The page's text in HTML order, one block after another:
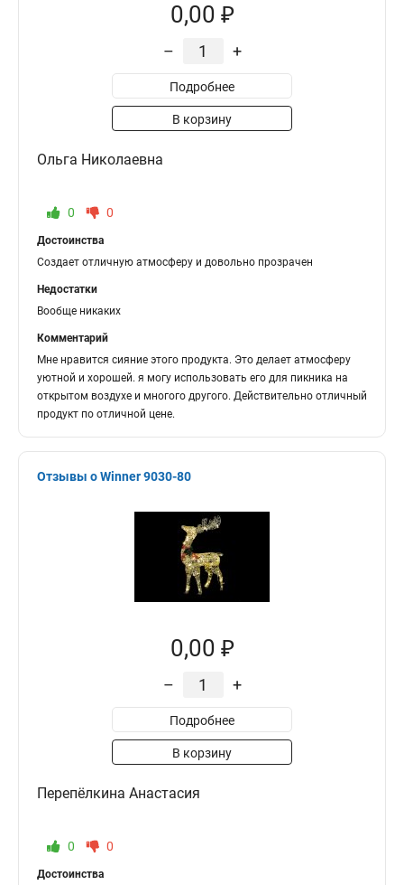
0,00 ₽
– +
Подробнее
В корзину
Ольга Николаевна
0 0
Достоинства
Создает отличную атмосферу и довольно прозрачен
Недостатки
Вообще никаких
Комментарий
Мне нравится сияние этого продукта. Это делает атмосферу
уютной и хорошей. я могу использовать его для пикника на
открытом воздухе и многого другого. Действительно отличный
продукт по отличной цене.
Отзывы о Winner 9030-80
0,00 ₽
– +
Подробнее
В корзину
Перепёлкина Анастасия
0 0
Достоинства